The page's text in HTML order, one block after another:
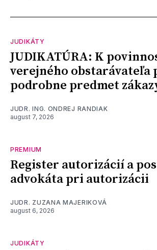
JUDIKÁTY
JUDIKATÚRA: K
verejného obstarávateľa
podrobne predmet
JUDR. ING. ONDREJ RANDIAK
august 7, 2026
PREMIUM
Register autorizácií a
advokáta pri autorizácii
JUDR. ZUZANA MAJERIKOVÁ
august 6, 2026
JUDIKÁTY